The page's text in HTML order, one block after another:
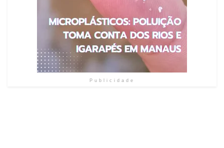
Publicidade